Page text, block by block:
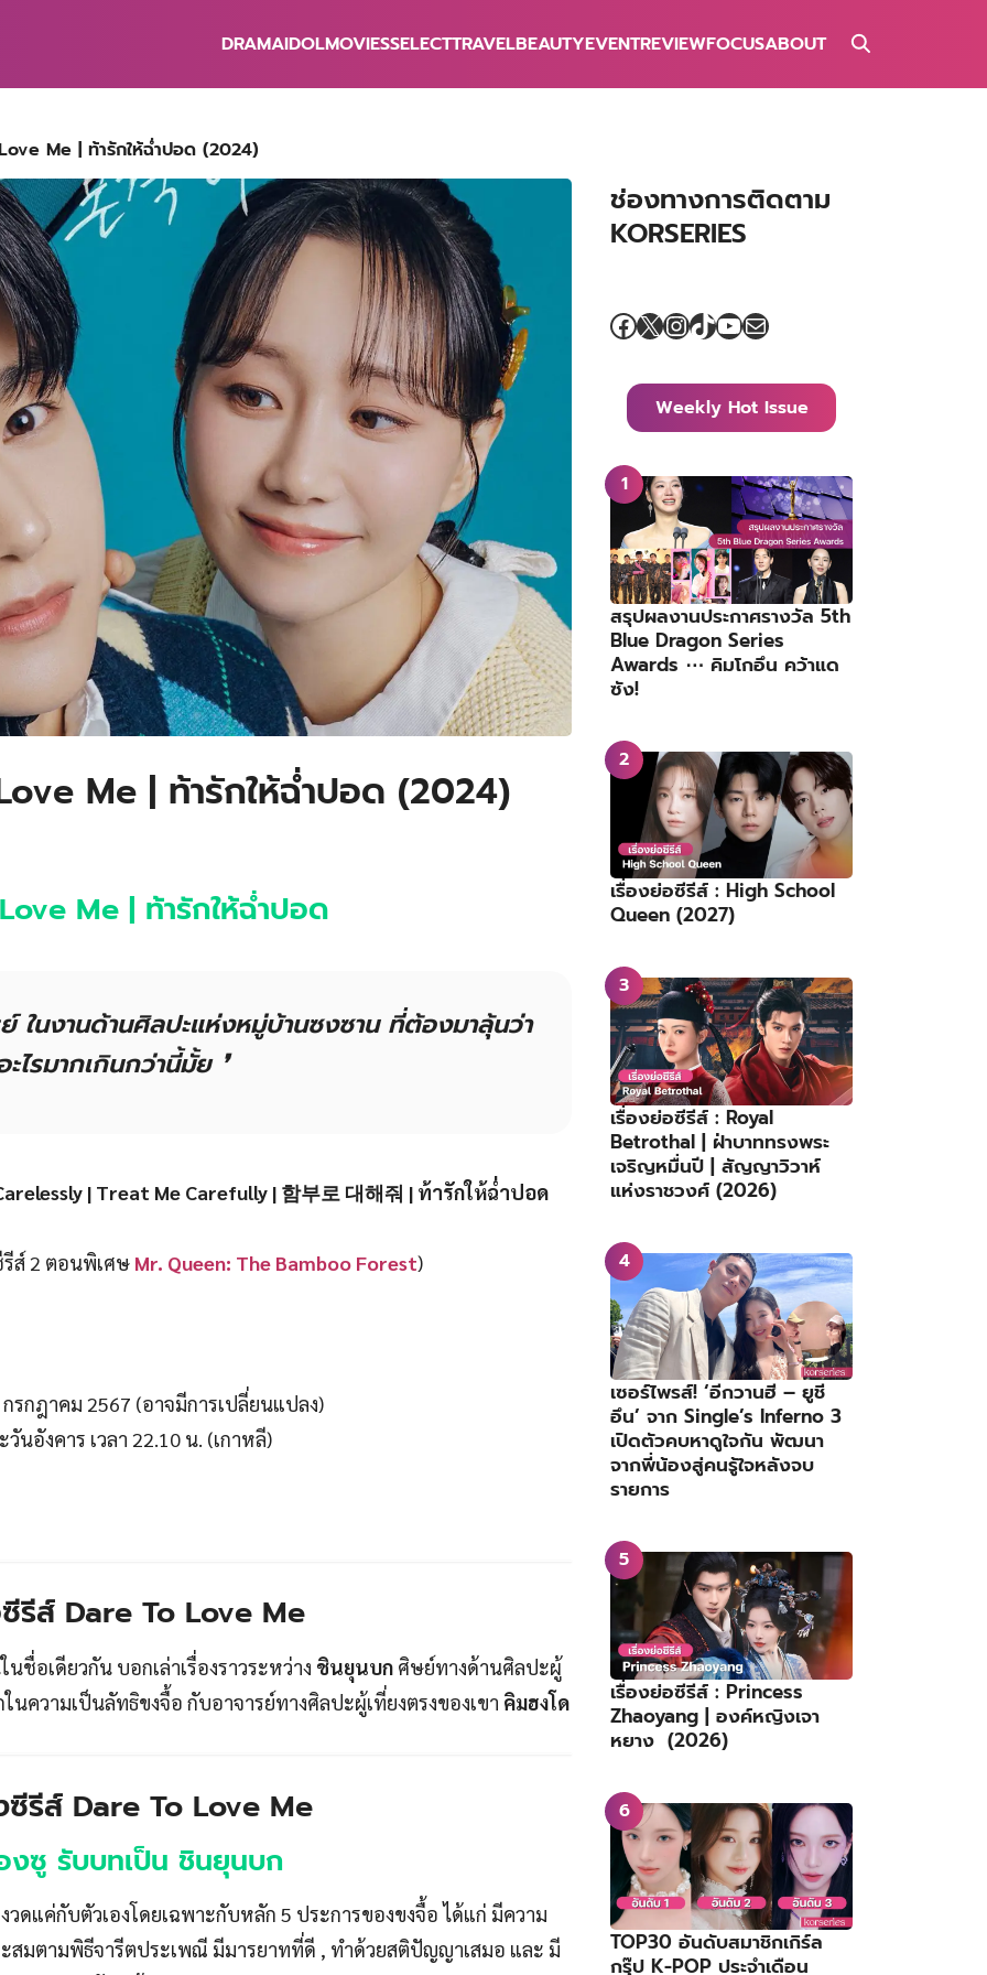
DRAMAIDOLMOVIESSELECTTRAVELBEAUTYEVENTREVIEWFOCUSABOUT
Me | ท้ารักให้ฉ่ำปอด (2024)
Me | ท้ารักให้ฉ่ำปอด (2024)
Me | ท้ารักให้ฉ่ำปอด
ในงานด้านศิลปะแห่งหมู่บ้านซงซาน ที่ต้องมาลุ้นว่า
ไรมากเกินกว่านี้มั้ย ❜
| Treat Me Carefully | 함부로 대해줘 | ท้ารักให้ฉ่ำปอด
ส์ 2 ตอนพิเศษ Mr. Queen: The Bamboo Forest)
รกฎาคม 2567 (อาจมีการเปลี่ยนแปลง)
นอังคาร เวลา 22.10 น. (เกาหลี)
รีส์ Dare To Love Me
ชื่อเดียวกัน บอกเล่าเรื่องราวระหว่าง ชินยุนบก ศิษย์ทางด้านศิลปะผู้
ความเป็นลัทธิขงจื้อ กับอาจารย์ทางศิลปะผู้เที่ยงตรงของเขา คิมฮงโด
รีส์ Dare To Love Me
งซู รับบทเป็น ชินยุนบก
แค่กับตัวเองโดยเฉพาะกับหลัก 5 ประการของขงจื้อ ได้แก่ มีความ
สมตามพิธีจารีตประเพณี มีมารยาทที่ดี , ทำด้วยสติปัญญาเสมอ และ มี
ช่องทางการติดตาม
KORSERIES
Facebook
X Instagram
TikTok
YouTube
Mail
Weekly Hot Issue
สรุปผลงานประกาศรางวัล 5th
Blue Dragon Series
Awards ⋯ คิมโกอึน คว้าแด
ซัง!
เรื่องย่อซีรีส์ : High School
Queen (2027)
เรื่องย่อซีรีส์ : Royal
Betrothal | ฝ่าบาททรงพระ
เจริญหมื่นปี | สัญญาวิวาห์
แห่งราชวงศ์ (2026)
เซอร์ไพรส์! ‘อีกวานฮี – ยูชี
อึน’ จาก Single’s Inferno 3
เปิดตัวคบหาดูใจกัน พัฒนา
จากพี่น้องสู่คนรู้ใจหลังจบ
รายการ
เรื่องย่อซีรีส์ : Princess
Zhaoyang | องค์หญิงเจา
หยาง (2026)
TOP30 อันดับสมาชิกเกิร์ล
กรุ๊ป K-POP ประจำเดือน